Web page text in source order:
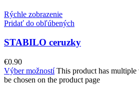
Rýchle zobrazenie
Pridať do obľúbených
STABILO ceruzky
€0.90
Výber možností This product has
be chosen on the product page